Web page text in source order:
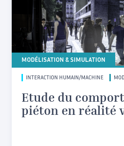
MODÉLISATION & SIMULATION
INTERACTION HUMAIN/MACHINE
Etude du
piéton en réalité